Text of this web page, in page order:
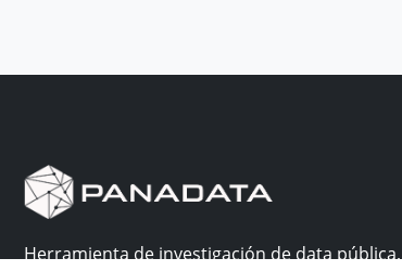
Herramienta de investigación de data pública,